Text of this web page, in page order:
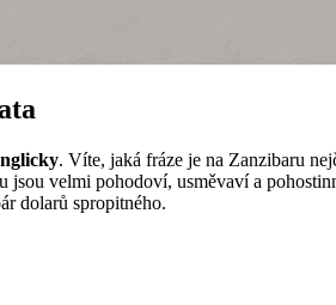
. Víte, jaká fráze je na Zanzibaru
jsou velmi pohodoví, usměvaví a
dolarů spropitného.